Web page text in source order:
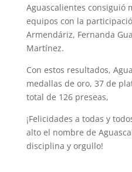
Aguascalientes consiguió
equipos con la
Armendáriz, Fernanda
Martínez.
Con estos resultados,
medallas de oro, 37 de
total de 126 preseas,
¡Felicidades a todas y
alto el nombre de
disciplina y orgullo!